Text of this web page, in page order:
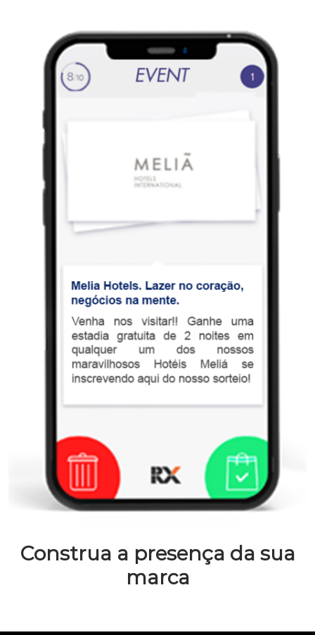
Construa a presença da sua
marca